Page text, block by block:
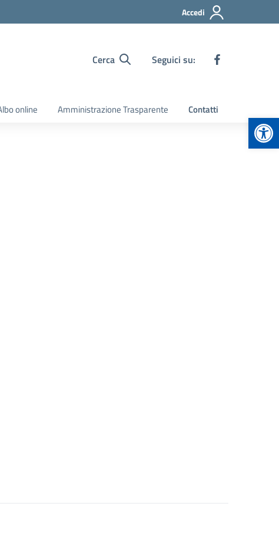
Accedi
Cerca Seguici su:
online Amministrazione Trasparente Contatti